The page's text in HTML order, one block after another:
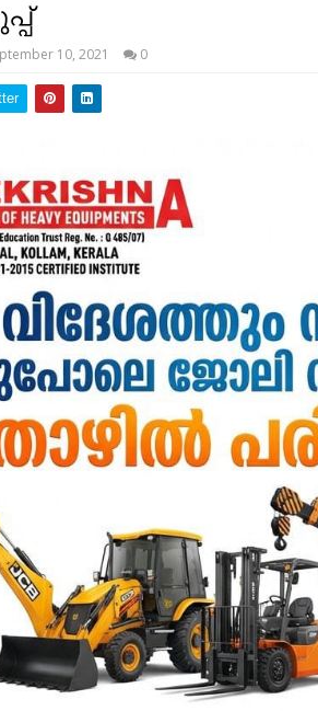
10, 2021 0